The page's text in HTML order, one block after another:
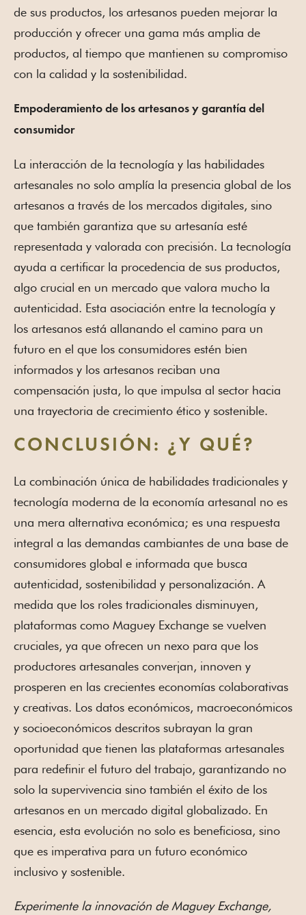
de sus productos, los artesanos pueden mejorar la
producción y ofrecer una gama más amplia de
productos, al tiempo que mantienen su compromiso
con la calidad y la sostenibilidad.
Empoderamiento de los artesanos y garantía del
consumidor
La interacción de la tecnología y las habilidades
artesanales no solo amplía la presencia global de los
artesanos a través de los mercados digitales, sino
que también garantiza que su artesanía esté
representada y valorada con precisión. La tecnología
ayuda a certificar la procedencia de sus productos,
algo crucial en un mercado que valora mucho la
autenticidad. Esta asociación entre la tecnología y
los artesanos está allanando el camino para un
futuro en el que los consumidores estén bien
informados y los artesanos reciban una
compensación justa, lo que impulsa al sector hacia
una trayectoria de crecimiento ético y sostenible.
CONCLUSIÓN: ¿Y QUÉ?
La combinación única de habilidades tradicionales y
tecnología moderna de la economía artesanal no es
una mera alternativa económica; es una respuesta
integral a las demandas cambiantes de una base de
consumidores global e informada que busca
autenticidad, sostenibilidad y personalización. A
medida que los roles tradicionales disminuyen,
plataformas como Maguey Exchange se vuelven
cruciales, ya que ofrecen un nexo para que los
productores artesanales converjan, innoven y
prosperen en las crecientes economías colaborativas
y creativas. Los datos económicos, macroeconómicos
y socioeconómicos descritos subrayan la gran
oportunidad que tienen las plataformas artesanales
para redefinir el futuro del trabajo, garantizando no
solo la supervivencia sino también el éxito de los
artesanos en un mercado digital globalizado. En
esencia, esta evolución no solo es beneficiosa, sino
que es imperativa para un futuro económico
inclusivo y sostenible.
Experimente la innovación de Maguey Exchange,